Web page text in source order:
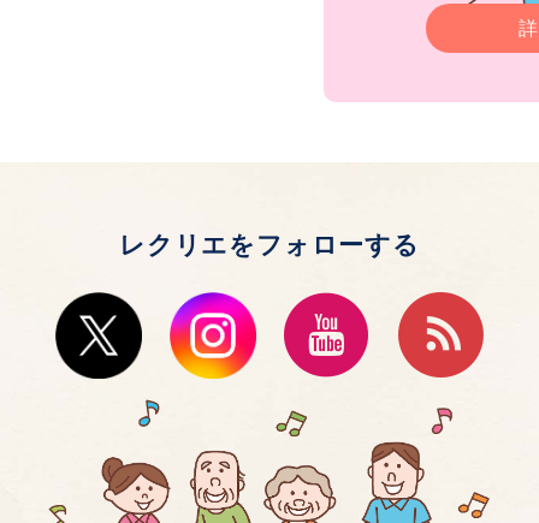
レクリエをフォローする